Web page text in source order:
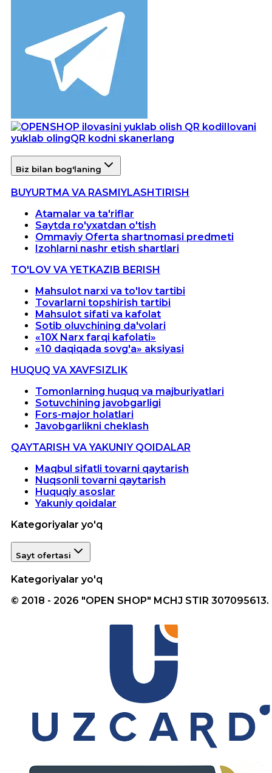
Ilovani
yuklab olingQR kodni skanerlang
Biz bilan bog'laning
BUYURTMA VA RASMIYLASHTIRISH
Atamalar va ta'riflar
Saytda ro'yxatdan o'tish
Ommaviy Oferta shartnomasi predmeti
Izohlarni nashr etish shartlari
TO'LOV VA YETKAZIB BERISH
Mahsulot narxi va to'lov tartibi
Tovarlarni topshirish tartibi
Mahsulot sifati va kafolat
Sotib oluvchining da'volari
«10X Narx farqi kafolati»
«10 daqiqada sovg'a» aksiyasi
HUQUQ VA XAVFSIZLIK
Tomonlarning huquq va majburiyatlari
Sotuvchining javobgarligi
Fors-major holatlari
Javobgarlikni cheklash
QAYTARISH VA YAKUNIY QOIDALAR
Maqbul sifatli tovarni qaytarish
Nuqsonli tovarni qaytarish
Huquqiy asoslar
Yakuniy qoidalar
Kategoriyalar yo'q
Sayt ofertasi
Kategoriyalar yo'q
© 2018 - 2026 "OPEN SHOP" MCHJ STIR 307095613.